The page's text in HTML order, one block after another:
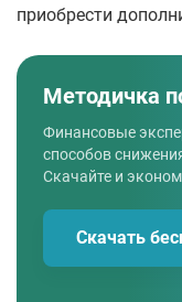
приобрести
Методичка
Финансовые
способов
Скачайте и
Скачать